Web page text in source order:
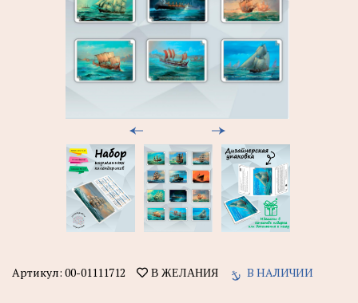
Артикул: 00-01111712 В ЖЕЛАНИЯ В НАЛИЧИИ